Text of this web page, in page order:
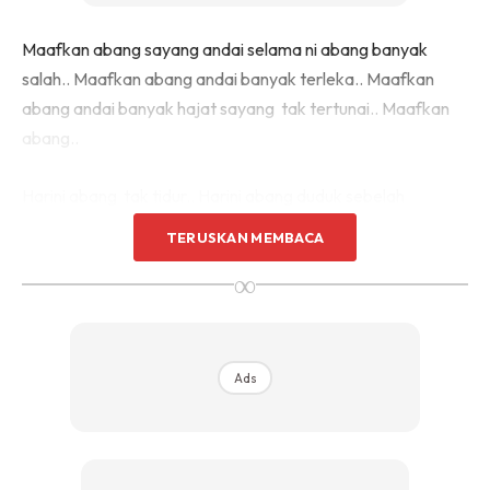
Maafkan abang sayang andai selama ni abang banyak
salah.. Maafkan abang andai banyak terleka.. Maafkan
abang andai banyak hajat sayang tak tertunai.. Maafkan
sayang.. sampai sayang hembuskan nafas terakhir.
TERUSKAN MEMBACA
∞
Ads